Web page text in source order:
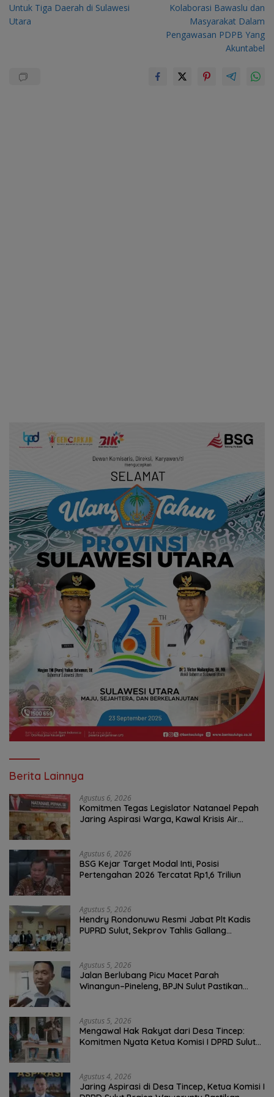
Untuk Tiga Daerah di Sulawesi
Utara
Kolaborasi Bawaslu dan
Masyarakat Dalam
Pengawasan PDPB Yang
Akuntabel
Berita Lainnya
Agustus 6, 2026
Komitmen Tegas Legislator Natanael Pepah
Jaring Aspirasi Warga, Kawal Krisis Air
Agustus 6, 2026
BSG Kejar Target Modal Inti, Posisi
Pertengahan 2026 Tercatat Rp1,6 Triliun
Agustus 5, 2026
Hendry Rondonuwu Resmi Jabat Plt Kadis
PUPRD Sulut, Sekprov Tahlis Gallang
Agustus 5, 2026
Jalan Berlubang Picu Macet Parah
Winangun–Pineleng, BPJN Sulut Pastikan
Agustus 5, 2026
Mengawal Hak Rakyat dari Desa Tincep:
Komitmen Nyata Ketua Komisi I DPRD Sulut
Agustus 4, 2026
Jaring Aspirasi di Desa Tincep, Ketua Komisi I